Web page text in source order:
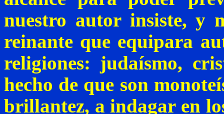
nuestro autor insiste, y
reinante que equipara
religiones: judaísmo,
hecho de que son
brillantez, a indagar en